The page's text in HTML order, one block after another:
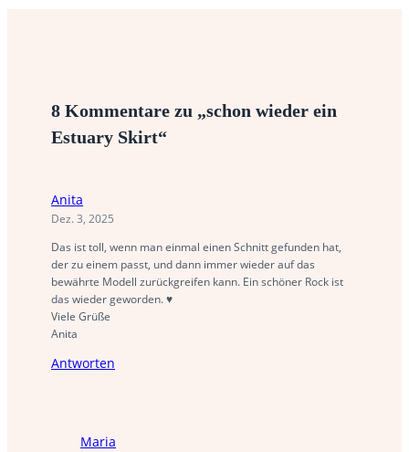
8 Kommentare zu „schon wieder ein
Estuary Skirt“
Anita
Dez. 3, 2025
Das ist toll, wenn man einmal einen Schnitt gefunden hat,
der zu einem passt, und dann immer wieder auf das
bewährte Modell zurückgreifen kann. Ein schöner Rock ist
das wieder geworden. ♥
Viele Grüße
Anita
Antworten
Maria